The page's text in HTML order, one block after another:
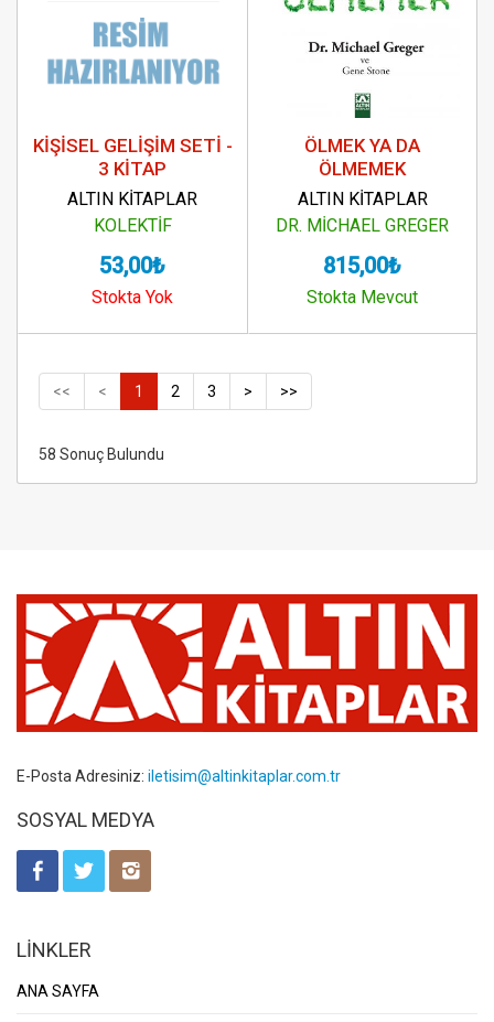
KİŞİSEL GELİŞİM SETİ -
3 KİTAP
ALTIN KİTAPLAR
KOLEKTİF
53,00₺
Stokta Yok
ÖLMEK YA DA
ÖLMEMEK
ALTIN KİTAPLAR
DR. MİCHAEL GREGER
815,00₺
Stokta Mevcut
<< < 1 2 3 > >>
58 Sonuç Bulundu
E-Posta Adresiniz: iletisim@altinkitaplar.com.tr
SOSYAL MEDYA
LİNKLER
ANA SAYFA